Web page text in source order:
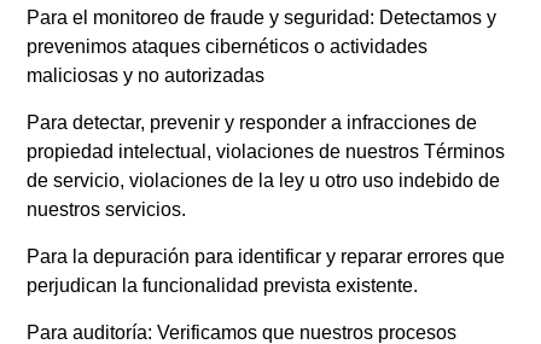
Para el monitoreo de fraude y seguridad: Detectamos y
prevenimos ataques cibernéticos o actividades
maliciosas y no autorizadas
Para detectar, prevenir y responder a infracciones de
propiedad intelectual, violaciones de nuestros Términos
de servicio, violaciones de la ley u otro uso indebido de
nuestros servicios.
Para la depuración para identificar y reparar errores que
perjudican la funcionalidad prevista existente.
Para auditoría: Verificamos que nuestros procesos